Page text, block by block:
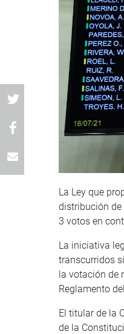
La Ley que
distribución de
3 votos en
La iniciativa
transcurridos
la votación de
Reglamento
El titular de la
de la